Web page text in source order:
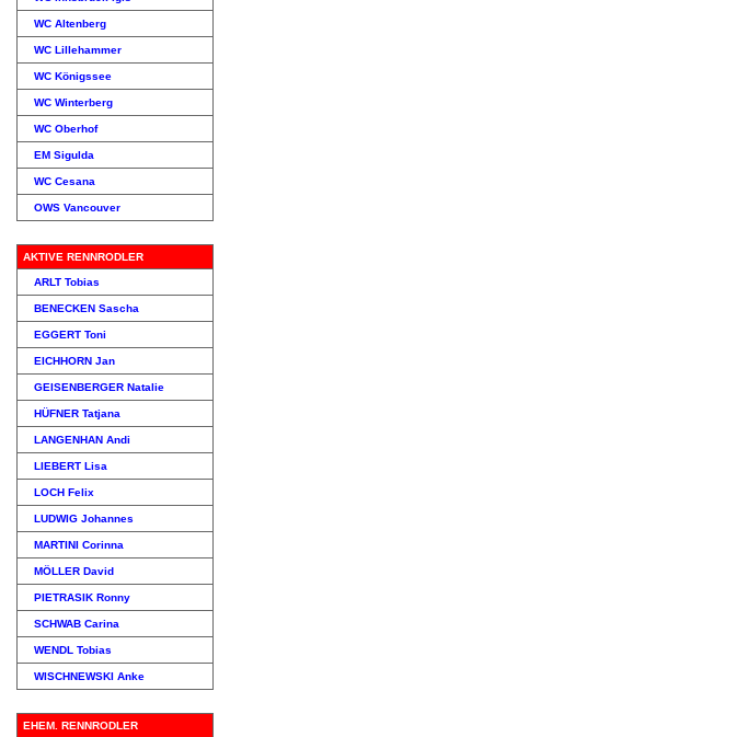
WC Altenberg
WC Lillehammer
WC Königssee
WC Winterberg
WC Oberhof
EM Sigulda
WC Cesana
OWS Vancouver
AKTIVE RENNRODLER
ARLT Tobias
BENECKEN Sascha
EGGERT Toni
EICHHORN Jan
GEISENBERGER Natalie
HÜFNER Tatjana
LANGENHAN Andi
LIEBERT Lisa
LOCH Felix
LUDWIG Johannes
MARTINI Corinna
MÖLLER David
PIETRASIK Ronny
SCHWAB Carina
WENDL Tobias
WISCHNEWSKI Anke
EHEM. RENNRODLER